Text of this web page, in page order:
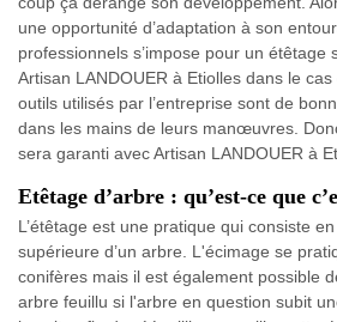
une opportunité d’adaptation à son
professionnels s’impose pour un étêtage
Artisan LANDOUER à Etiolles dans le
outils utilisés par l’entreprise sont de
dans les mains de leurs manœuvres.
sera garanti avec Artisan LANDOUER à
Etêtage d’arbre : qu’est-ce que
L’étêtage est une pratique qui consiste
supérieure d’un arbre. L'écimage se
conifères mais il est également possible
arbre feuillu si l'arbre en question subit